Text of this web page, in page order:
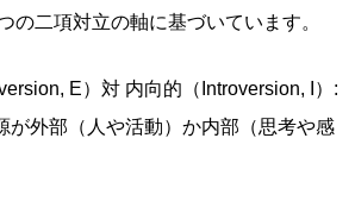
の二項対立の軸に基づいています。
E）対 内向的（ Introversion, I ） :
が外部（人や活動）か内部（思考や感